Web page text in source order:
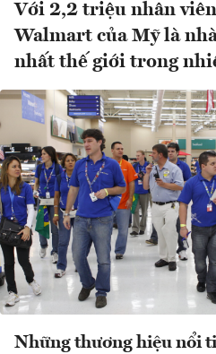
Với 2,2 triệu nhân
Walmart của Mỹ là
nhất thế giới trong
Những thương hiệu nổi